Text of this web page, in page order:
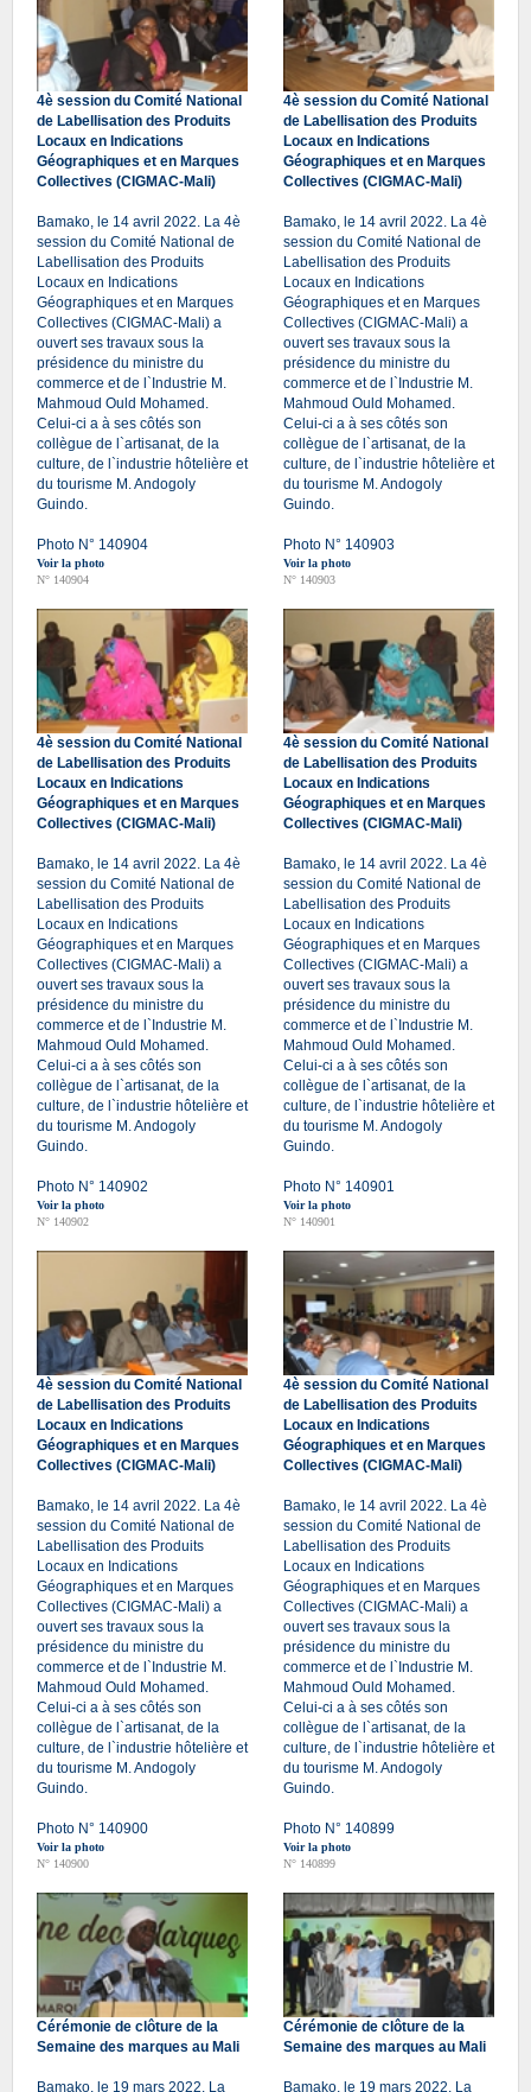
4è session du Comité National
de Labellisation des Produits
Locaux en Indications
Géographiques et en Marques
Collectives (CIGMAC-Mali)
Bamako, le 14 avril 2022. La 4è
session du Comité National de
Labellisation des Produits
Locaux en Indications
Géographiques et en Marques
Collectives (CIGMAC-Mali) a
ouvert ses travaux sous la
présidence du ministre du
commerce et de l`Industrie M.
Mahmoud Ould Mohamed.
Celui-ci a à ses côtés son
collègue de l`artisanat, de la
culture, de l`industrie hôtelière et
du tourisme M. Andogoly
Guindo.
Photo N° 140904
Voir la photo
N° 140904
4è session du Comité National
de Labellisation des Produits
Locaux en Indications
Géographiques et en Marques
Collectives (CIGMAC-Mali)
Bamako, le 14 avril 2022. La 4è
session du Comité National de
Labellisation des Produits
Locaux en Indications
Géographiques et en Marques
Collectives (CIGMAC-Mali) a
ouvert ses travaux sous la
présidence du ministre du
commerce et de l`Industrie M.
Mahmoud Ould Mohamed.
Celui-ci a à ses côtés son
collègue de l`artisanat, de la
culture, de l`industrie hôtelière et
du tourisme M. Andogoly
Guindo.
Photo N° 140903
Voir la photo
N° 140903
4è session du Comité National
de Labellisation des Produits
Locaux en Indications
Géographiques et en Marques
Collectives (CIGMAC-Mali)
Bamako, le 14 avril 2022. La 4è
session du Comité National de
Labellisation des Produits
Locaux en Indications
Géographiques et en Marques
Collectives (CIGMAC-Mali) a
ouvert ses travaux sous la
présidence du ministre du
commerce et de l`Industrie M.
Mahmoud Ould Mohamed.
Celui-ci a à ses côtés son
collègue de l`artisanat, de la
culture, de l`industrie hôtelière et
du tourisme M. Andogoly
Guindo.
Photo N° 140902
Voir la photo
N° 140902
4è session du Comité National
de Labellisation des Produits
Locaux en Indications
Géographiques et en Marques
Collectives (CIGMAC-Mali)
Bamako, le 14 avril 2022. La 4è
session du Comité National de
Labellisation des Produits
Locaux en Indications
Géographiques et en Marques
Collectives (CIGMAC-Mali) a
ouvert ses travaux sous la
présidence du ministre du
commerce et de l`Industrie M.
Mahmoud Ould Mohamed.
Celui-ci a à ses côtés son
collègue de l`artisanat, de la
culture, de l`industrie hôtelière et
du tourisme M. Andogoly
Guindo.
Photo N° 140901
Voir la photo
N° 140901
4è session du Comité National
de Labellisation des Produits
Locaux en Indications
Géographiques et en Marques
Collectives (CIGMAC-Mali)
Bamako, le 14 avril 2022. La 4è
session du Comité National de
Labellisation des Produits
Locaux en Indications
Géographiques et en Marques
Collectives (CIGMAC-Mali) a
ouvert ses travaux sous la
présidence du ministre du
commerce et de l`Industrie M.
Mahmoud Ould Mohamed.
Celui-ci a à ses côtés son
collègue de l`artisanat, de la
culture, de l`industrie hôtelière et
du tourisme M. Andogoly
Guindo.
Photo N° 140900
Voir la photo
N° 140900
4è session du Comité National
de Labellisation des Produits
Locaux en Indications
Géographiques et en Marques
Collectives (CIGMAC-Mali)
Bamako, le 14 avril 2022. La 4è
session du Comité National de
Labellisation des Produits
Locaux en Indications
Géographiques et en Marques
Collectives (CIGMAC-Mali) a
ouvert ses travaux sous la
présidence du ministre du
commerce et de l`Industrie M.
Mahmoud Ould Mohamed.
Celui-ci a à ses côtés son
collègue de l`artisanat, de la
culture, de l`industrie hôtelière et
du tourisme M. Andogoly
Guindo.
Photo N° 140899
Voir la photo
N° 140899
Cérémonie de clôture de la
Semaine des marques au Mali
Bamako, le 19 mars 2022. La
Cérémonie de clôture de la
Semaine des marques au Mali
Bamako, le 19 mars 2022. La